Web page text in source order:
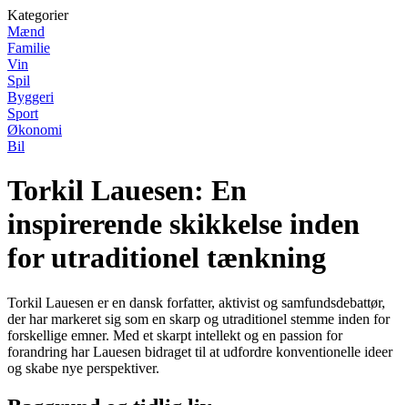
Kategorier
Mænd
Familie
Vin
Spil
Byggeri
Sport
Økonomi
Bil
Torkil Lauesen: En
inspirerende skikkelse inden
for utraditionel tænkning
Torkil Lauesen er en dansk forfatter, aktivist og samfundsdebattør,
der har markeret sig som en skarp og utraditionel stemme inden for
forskellige emner. Med et skarpt intellekt og en passion for
forandring har Lauesen bidraget til at udfordre konventionelle ideer
og skabe nye perspektiver.